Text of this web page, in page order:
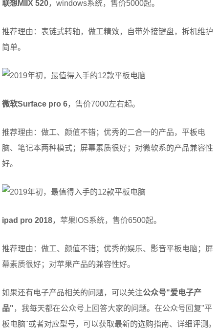
联想MIIX 520，windows系统，售价5000起。
推荐理由：表链式转轴，做工精致，自带外接键盘，拆机维护
简单。
微软Surface pro 6，售价7000左右起。
推荐理由：做工、颜值不错；优秀的二合一的产品，平板电
脑、笔记本两种模式；屏幕素质很好；对微软系的产品兼容性
好。
ipad pro 2018，苹果IOS系统，售价6500起。
推荐理由：做工、颜值不错；优秀的娱乐、影音平板电脑；屏
幕素质很好；对苹果产品的兼容性好。
如果还有电子产品相关的问题，可以关注公众号"爱电子产
品" ，我每天都在公众号上回答大家的问题。在公众号回复"平
板电脑"或者对应型号，可以获取最新的选购指南、详细评测。